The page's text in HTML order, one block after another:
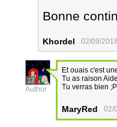
Bonne
Khordel 02/09/
37
Author
Et ouais c'est
Tu as raison
Tu verras bien ;P
MaryRed 02/